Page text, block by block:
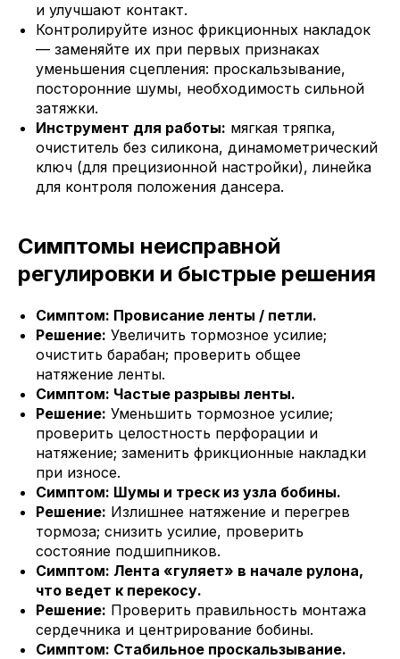
и улучшают контакт.
Контролируйте износ фрикционных накладок
— заменяйте их при первых признаках
уменьшения сцепления: проскальзывание,
посторонние шумы, необходимость сильной
затяжки.
Инструмент для работы: мягкая тряпка,
очиститель без силикона, динамометрический
ключ (для прецизионной настройки), линейка
для контроля положения дансера.
Симптомы неисправной
регулировки и быстрые решения
Симптом: Провисание ленты / петли.
Решение: Увеличить тормозное усилие;
очистить барабан; проверить общее
натяжение ленты.
Симптом: Частые разрывы ленты.
Решение: Уменьшить тормозное усилие;
проверить целостность перфорации и
натяжение; заменить фрикционные накладки
при износе.
Симптом: Шумы и треск из узла бобины.
Решение: Излишнее натяжение и перегрев
тормоза; снизить усилие, проверить
состояние подшипников.
Симптом: Лента «гуляет» в начале рулона,
что ведет к перекосу.
Решение: Проверить правильность монтажа
сердечника и центрирование бобины.
Симптом: Стабильное проскальзывание.